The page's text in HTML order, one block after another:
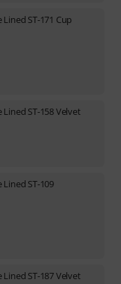
ST-171 Cup
ST-158 Velvet
ST-109
ST-187 Velvet